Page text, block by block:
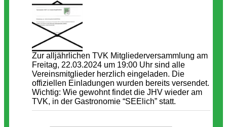
Zur alljährlichen TVK Mitgliederversammlung am
Freitag, 22.03.2024 um 19:00 Uhr sind alle
Vereinsmitglieder herzlich eingeladen. Die
offiziellen Einladungen wurden bereits versendet.
Wichtig: Wie gewohnt findet die JHV wieder am
TVK, in der Gastronomie “SEElich” statt.